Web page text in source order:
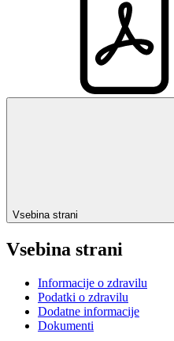
Vsebina strani
Vsebina strani
Informacije o zdravilu
Podatki o zdravilu
Dodatne informacije
Dokumenti